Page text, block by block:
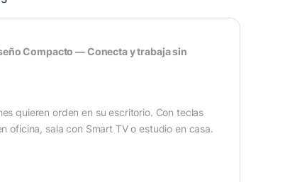
Compacto — Conecta y trabaja sin
quieren orden en su escritorio. Con teclas
oficina, sala con Smart TV o estudio en casa.